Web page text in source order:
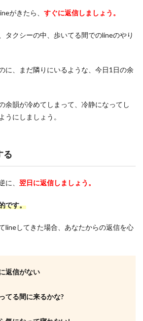
がきたら、 すぐに返信しましょう。
タクシーの中、歩いてる間でのlineのやり
に、まだ隣りにいるような、今日1日の余
余韻が冷めてしまって、冷静になってし
うにしましょう。
る
に、 翌日に返信しましょう。
です。
lineしてきた場合、あなたからの返信を心
返信がない
てる間に来るかな?